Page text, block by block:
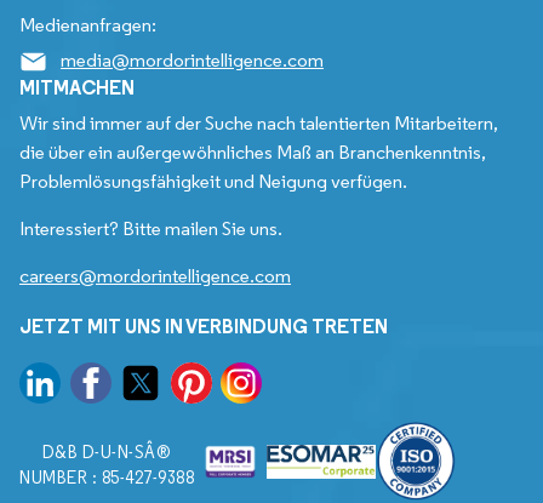
Medienanfragen:
media@mordorintelligence.com
MITMACHEN
Wir sind immer auf der Suche nach talentierten Mitarbeitern,
die über ein außergewöhnliches Maß an Branchenkenntnis,
Problemlösungsfähigkeit und Neigung verfügen.
Interessiert? Bitte mailen Sie uns.
careers@mordorintelligence.com
JETZT MIT UNS IN VERBINDUNG TRETEN
D&B D-U-N-SÂ®
NUMBER : 85-427-9388